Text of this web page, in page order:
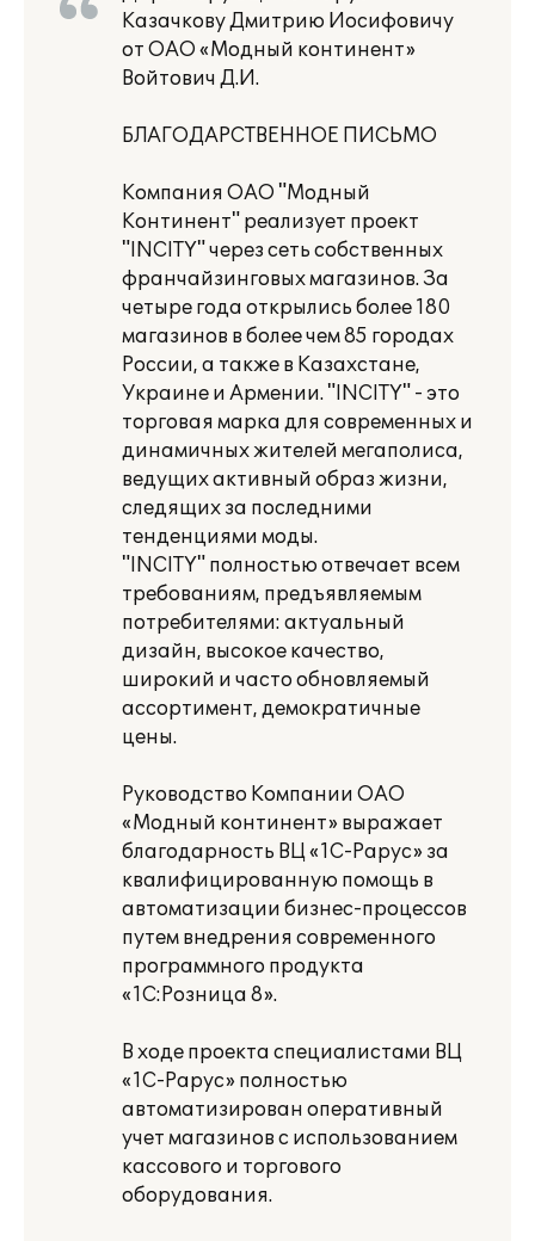
Казачкову Дмитрию Иосифовичу
от ОАО «Модный континент»
Войтович Д.И.
БЛАГОДАРСТВЕННОЕ ПИСЬМО
Компания ОАО "Модный
Континент" реализует проект
"INCITY" через сеть собственных
франчайзинговых магазинов. За
четыре года открылись более 180
магазинов в более чем 85 городах
России, а также в Казахстане,
Украине и Армении. "INCITY" - это
торговая марка для современных и
динамичных жителей мегаполиса,
ведущих активный образ жизни,
следящих за последними
тенденциями моды.
"INCITY" полностью отвечает всем
требованиям, предъявляемым
потребителями: актуальный
дизайн, высокое качество,
широкий и часто обновляемый
ассортимент, демократичные
цены.
Руководство Компании ОАО
«Модный континент» выражает
благодарность ВЦ «1С-Рарус» за
квалифицированную помощь в
автоматизации бизнес-процессов
путем внедрения современного
программного продукта
«1С:Розница 8».
В ходе проекта специалистами ВЦ
«1С-Рарус» полностью
автоматизирован оперативный
учет магазинов с использованием
кассового и торгового
оборудования.